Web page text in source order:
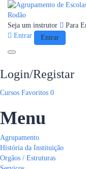
Seja um instrutor
Para
Entrar
Entrar
Login/Registar
Cursos Favoritos 0
Menu
Agrupamento
História da Instituição
Orgãos / Estruturas